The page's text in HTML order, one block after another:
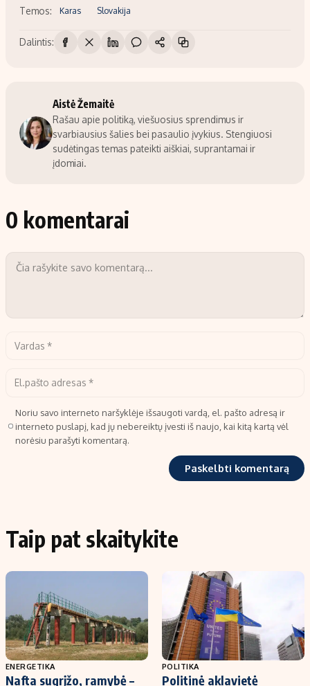
Temos: Karas Slovakija
Dalintis:
Aistė Žemaitė
Rašau apie politiką, viešuosius sprendimus ir
svarbiausius šalies bei pasaulio įvykius. Stengiuosi
sudėtingas temas pateikti aiškiai, suprantamai ir
įdomiai.
0 komentarai
Noriu savo interneto naršyklėje išsaugoti vardą, el. pašto adresą ir
interneto puslapį, kad jų nebereiktų įvesti iš naujo, kai kitą kartą vėl
norėsiu parašyti komentarą.
Taip pat skaitykite
ENERGETIKA
Nafta sugrįžo, ramybė –
POLITIKA
Politinė aklavietė